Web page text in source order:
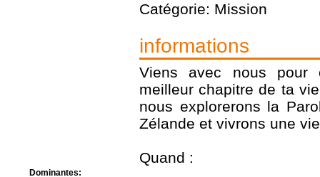
Dominantes:
Catégorie: Mission
informations
Viens avec nous
meilleur chapitre de ta
nous explorerons la
Zélande et vivrons une
Quand :